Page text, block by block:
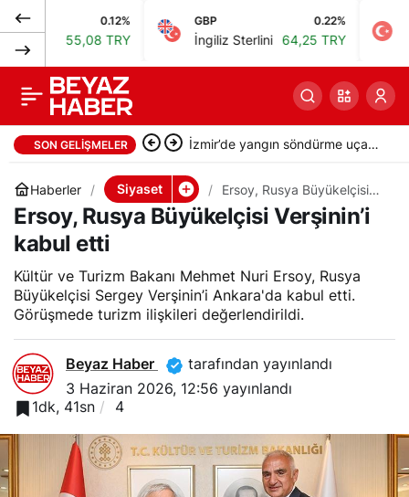
55,08 TRY İngiliz Sterlini 64,25 TRY Bist 100
SON GELIŞMELER Saipem 7000 dev vinç gemisi
İstanbul Boğazı’ndan geçti
Haberler Siyaset
Ersoy, Rusya Büyükelçisi
Verşinin’i kabul etti
Ersoy, Rusya Büyükelçisi Verşinin’i
kabul etti
Kültür ve Turizm Bakanı Mehmet Nuri Ersoy, Rusya
Büyükelçisi Sergey Verşinin’i Ankara'da kabul etti.
Görüşmede turizm ilişkileri değerlendirildi.
Beyaz Haber
tarafından yayınlandı
3 Haziran 2026, 12:56 yayınlandı
1dk, 41sn
4
Murat Kurum: COP31
sürecine uygulanabilir
iş modelleriyle gelin
Paylaş